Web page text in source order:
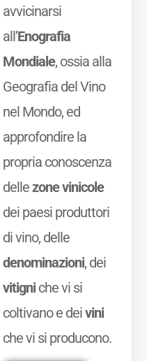
avvicinarsi
all’Enografia
Mondiale, ossia alla
Geografia del Vino
nel Mondo, ed
approfondire la
propria conoscenza
dellezone vinicole
dei paesi produttori
di vino, delle
denominazioni, dei
vitigniche vi si
coltivano e deivini
che vi si producono.